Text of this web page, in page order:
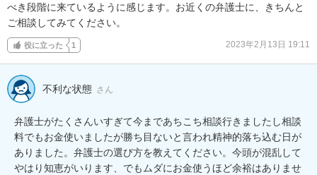
べき段階に来ているように感じます。お近くの弁護士に、きちんと
ご相談してみてください。
役に立った 1 2023年2月13日 19:11
不利な状態 さん
弁護士がたくさんいすぎて今まであちこち相談行きましたし相談
料でもお金使いましたが勝ち目ないと言われ精神的落ち込む日が
ありました。弁護士の選び方を教えてください。今頭が混乱して
やはり知恵がいります、でもムダにお金使うほど余裕はありませ